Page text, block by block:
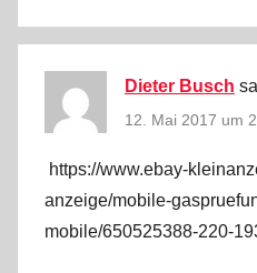
Dieter Busch
12. Mai 2017 um
https://www.ebay-
anzeige/mobile-
mobile/650525388-220-